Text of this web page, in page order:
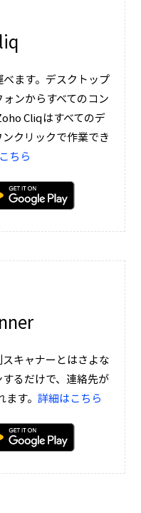
ます。デスクトップ
ンからすべてのコン
Cliqはすべてのデ
クリックで作業でき
ちら
キャナーとはさよな
るだけで、連絡先が
す。 詳細はこちら